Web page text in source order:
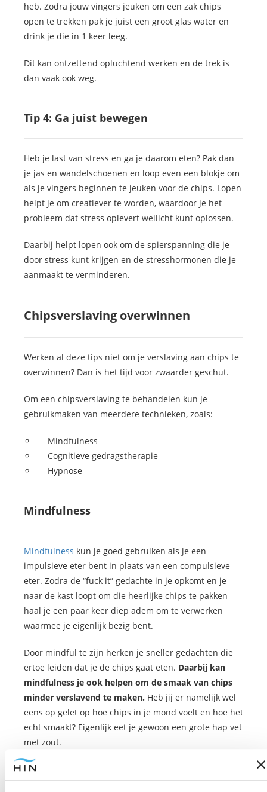
heb. Zodra jouw vingers jeuken om een zak chips
open te trekken pak je juist een groot glas water en
drink je die in 1 keer leeg.
Dit kan ontzettend opluchtend werken en de trek is
dan vaak ook weg.
Tip 4: Ga juist bewegen
Heb je last van stress en ga je daarom eten? Pak dan
je jas en wandelschoenen en loop even een blokje om
als je vingers beginnen te jeuken voor de chips. Lopen
helpt je om creatiever te worden, waardoor je het
probleem dat stress oplevert wellicht kunt oplossen.
Daarbij helpt lopen ook om de spierspanning die je
door stress kunt krijgen en de stresshormonen die je
aanmaakt te verminderen.
Chipsverslaving overwinnen
Werken al deze tips niet om je verslaving aan chips te
overwinnen? Dan is het tijd voor zwaarder geschut.
Om een chipsverslaving te behandelen kun je
gebruikmaken van meerdere technieken, zoals:
Mindfulness
Cognitieve gedragstherapie
Hypnose
Mindfulness
Mindfulness kun je goed gebruiken als je een
impulsieve eter bent in plaats van een compulsieve
eter. Zodra de “fuck it” gedachte in je opkomt en je
naar de kast loopt om die heerlijke chips te pakken
haal je een paar keer diep adem om te verwerken
waarmee je eigenlijk bezig bent.
Door mindful te zijn herken je sneller gedachten die
ertoe leiden dat je de chips gaat eten. Daarbij kan
mindfulness je ook helpen om de smaak van chips
minder verslavend te maken. Heb jij er namelijk wel
eens op gelet op hoe chips in je mond voelt en hoe het
echt smaakt? Eigenlijk eet je gewoon een grote hap vet
met zout.
Mindful eten
smaak en hoe lekker je chips daadwerkelijk vindt.